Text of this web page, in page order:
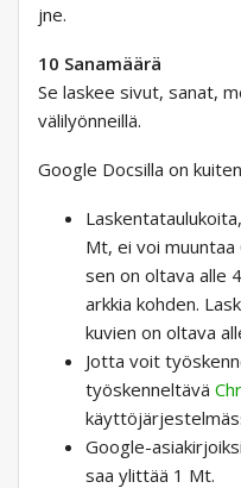
jne.
10 Sanamäärä
Se laskee sivut, sanat,
välilyönneillä.
Google Docsilla on
Mt, ei voi muuntaa
sen on oltava alle
arkkia kohden.
kuvien on oltava
Jotta voit
työskenneltävä
Google-
saa ylittää 1 Mt.